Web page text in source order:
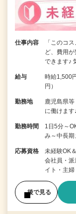
仕事内容
「このコ
ど、費用
できます♪
給与
時給1,500
円）
勤務地
鹿児島県
に働けます
勤務時間
1日5分～
み～中長期
応募資格
未経験OK
会社員・
イト・主
後で見る